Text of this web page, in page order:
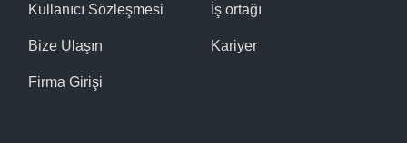
Kullanıcı Sözleşmesi
Bize Ulaşın
Firma Girişi
İş ortağı
Kariyer